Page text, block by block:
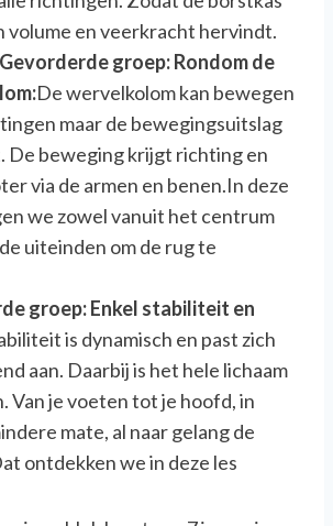
volume en veerkracht hervindt.
groep: Rondom de
De wervelkolom kan bewegen
maar de bewegingsuitslag
De beweging krijgt richting en
via de armen en benen.In deze
we zowel vanuit het centrum
uiteinden om de rug te
groep: Enkel stabiliteit en
is dynamisch en past zich
aan. Daarbij is het hele lichaam
Van je voeten tot je hoofd, in
mate, al naar gelang de
ontdekken we in deze les